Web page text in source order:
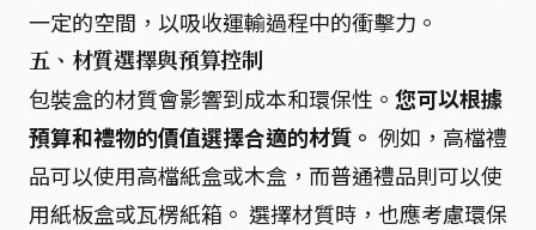
一定的空間，以吸收運輸過程中的衝擊力。
五、材質選擇與預算控制
包裝盒的材質會影響到成本和環保性。 您可以根據
預算和禮物的價值選擇合適的材質。 例如，高檔禮
品可以使用高檔紙盒或木盒，而普通禮品則可以使
用紙板盒或瓦楞紙箱。 選擇材質時，也應考慮環保